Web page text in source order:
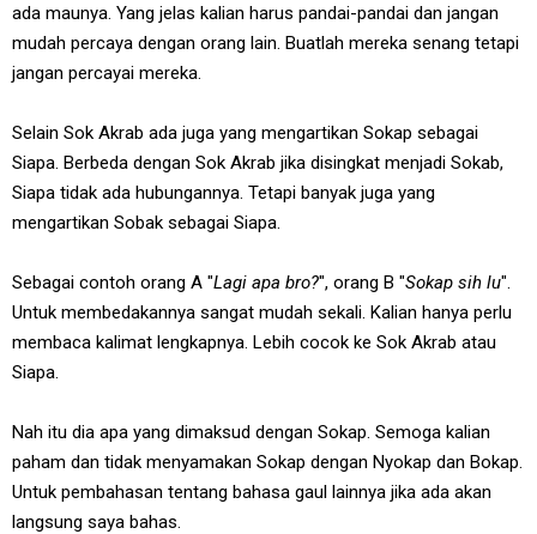
ada maunya. Yang jelas kalian harus pandai-pandai dan jangan
mudah percaya dengan orang lain. Buatlah mereka senang tetapi
jangan percayai mereka.
Selain Sok Akrab ada juga yang mengartikan Sokap sebagai
Siapa. Berbeda dengan Sok Akrab jika disingkat menjadi Sokab,
Siapa tidak ada hubungannya. Tetapi banyak juga yang
mengartikan Sobak sebagai Siapa.
Sebagai contoh orang A "Lagi apa bro?", orang B "Sokap sih lu".
Untuk membedakannya sangat mudah sekali. Kalian hanya perlu
membaca kalimat lengkapnya. Lebih cocok ke Sok Akrab atau
Siapa.
Nah itu dia apa yang dimaksud dengan Sokap. Semoga kalian
paham dan tidak menyamakan Sokap dengan Nyokap dan Bokap.
Untuk pembahasan tentang bahasa gaul lainnya jika ada akan
langsung saya bahas.